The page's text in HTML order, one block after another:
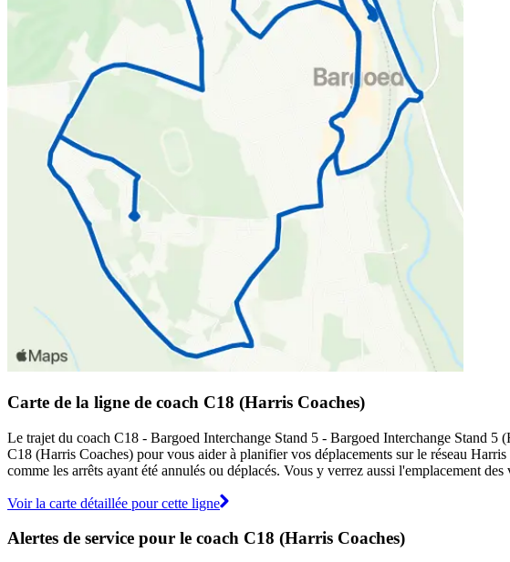
Carte de la ligne de coach C18 (Harris Coaches)
Le trajet du coach C18 - Bargoed Interchange Stand 5 - Bargoed Interchange Stand 5
C18 (Harris Coaches) pour vous aider à planifier vos déplacements sur le réseau Harris
comme les arrêts ayant été annulés ou déplacés. Vous y verrez aussi l'emplacement
Voir la carte détaillée pour cette ligne
Alertes de service pour le coach C18 (Harris Coaches)